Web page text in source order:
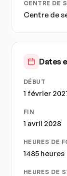
CENTRE DE
Centre de
Dates
DÉBUT
1 février
FIN
1 avril 2028
HEURES DE
1485 heures
HEURES DE